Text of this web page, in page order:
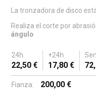
La tronzadora de disco
Realiza el corte por
ángulo
24h +24h
22,50 € 17,80 €
Fianza: 200,00 €